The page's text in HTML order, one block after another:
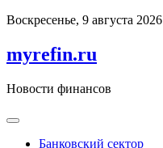
Перейти
содержимому
Воскресенье, 9 августа 2026
myrefin.ru
Новости финансов
Банковский сектор